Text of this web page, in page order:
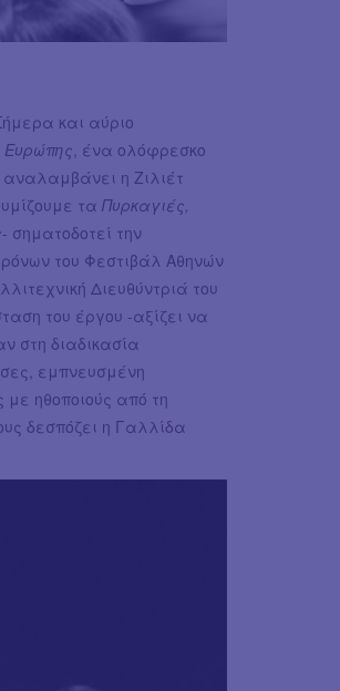
και αύριο
Ευρώπης , ένα ολόφρεσκο
η Ζιλιέτ
τα Πυρκαγιές,
- σηματοδοτεί την
του Φεστιβάλ Αθηνών
Διευθύντριά του
του έργου -αξίζει να
στη διαδικασία
εμπνευσμένη
ηθοποιούς από τη
δεσπόζει η Γαλλίδα